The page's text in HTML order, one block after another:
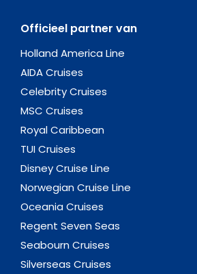
Officieel partner van
Holland America Line
AIDA Cruises
Celebrity Cruises
MSC Cruises
Royal Caribbean
TUI Cruises
Disney Cruise Line
Norwegian Cruise Line
Oceania Cruises
Regent Seven Seas
Seabourn Cruises
Silverseas Cruises